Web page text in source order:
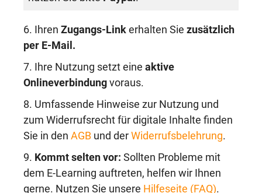
6. Ihren Zugangs-Link erhalten Sie zusätzlich
per E-Mail.
7. Ihre Nutzung setzt eine aktive
Onlineverbindung voraus.
8. Umfassende Hinweise zur Nutzung und
zum Widerrufsrecht für digitale Inhalte finden
Sie in den AGB und der Widerrufsbelehrung.
9. Kommt selten vor: Sollten Probleme mit
dem E-Learning auftreten, helfen wir Ihnen
gerne. Nutzen Sie unsere Hilfeseite (FAQ).